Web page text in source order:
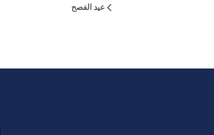
عيد الفصح